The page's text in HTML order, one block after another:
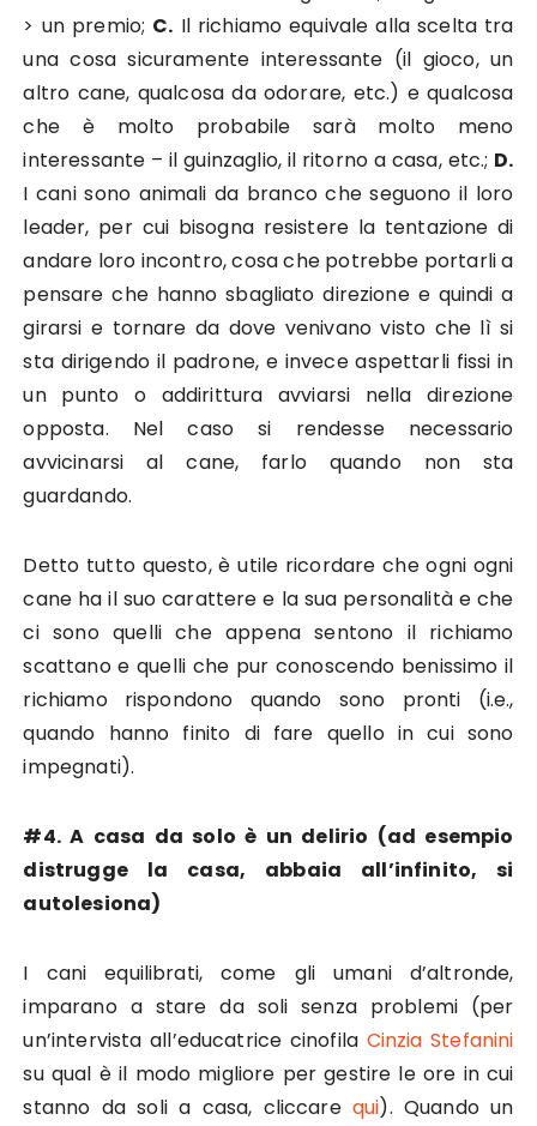
> un premio; C. Il richiamo equivale alla scelta tra
una cosa sicuramente interessante (il gioco, un
altro cane, qualcosa da odorare, etc.) e qualcosa
che è molto probabile sarà molto meno
interessante – il guinzaglio, il ritorno a casa, etc.; D.
I cani sono animali da branco che seguono il loro
leader, per cui bisogna resistere la tentazione di
andare loro incontro, cosa che potrebbe portarli a
pensare che hanno sbagliato direzione e quindi a
girarsi e tornare da dove venivano visto che lì si
sta dirigendo il padrone, e invece aspettarli fissi in
un punto o addirittura avviarsi nella direzione
opposta. Nel caso si rendesse necessario
avvicinarsi al cane, farlo quando non sta
guardando.
Detto tutto questo, è utile ricordare che ogni ogni
cane ha il suo carattere e la sua personalità e che
ci sono quelli che appena sentono il richiamo
scattano e quelli che pur conoscendo benissimo il
richiamo rispondono quando sono pronti (i.e.,
quando hanno finito di fare quello in cui sono
impegnati).
#4. A casa da solo è un delirio (ad esempio
distrugge la casa, abbaia all’infinito, si
autolesiona)
I cani equilibrati, come gli umani d’altronde,
imparano a stare da soli senza problemi (per
un’intervista all’educatrice cinofila Cinzia Stefanini
su qual è il modo migliore per gestire le ore in cui
stanno da soli a casa, cliccare qui). Quando un